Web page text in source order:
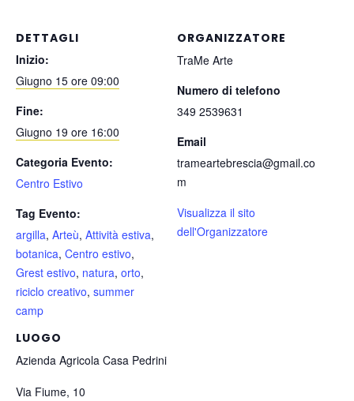
DETTAGLI
Inizio:
Giugno 15 ore 09:00
Fine:
Giugno 19 ore 16:00
Categoria Evento:
Centro Estivo
Tag Evento:
argilla, Arteù, Attività estiva,
botanica, Centro estivo,
Grest estivo, natura, orto,
riciclo creativo, summer
camp
LUOGO
Azienda Agricola Casa Pedrini
Via Fiume, 10
ORGANIZZATORE
TraMe Arte
Numero di telefono
349 2539631
Email
trameartebrescia@gmail.co
m
Visualizza il sito
dell'Organizzatore